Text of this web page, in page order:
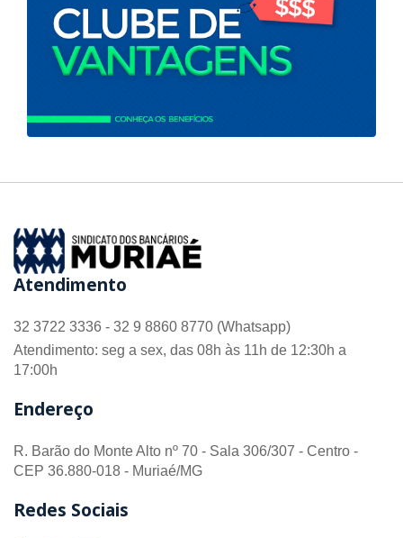
Atendimento
32 3722 3336 - 32 9 8860 8770 (Whatsapp)
Atendimento: seg a sex, das 08h às 11h de 12:30h a
17:00h
Endereço
R. Barão do Monte Alto nº 70 - Sala 306/307 - Centro -
CEP 36.880-018 - Muriaé/MG
Redes Sociais